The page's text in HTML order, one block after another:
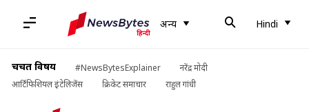
अन्य Hindi
चर्चित विषय #NewsBytesExplainer
नरेंद्र मोदी
आर्टिफिशियल इंटेलिजेंस
क्रिकेट समाचार राहुल गांधी